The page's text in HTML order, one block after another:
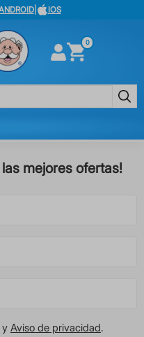
| IOS
0
mejores ofertas!
y Aviso de privacidad.